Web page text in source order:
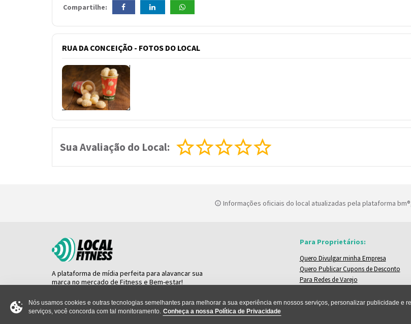
Compartilhe:
RUA DA CONCEIÇÃO - FOTOS DO LOCAL
Sua Avaliação do Local:
Informações oficiais do local atualizadas pela plataforma
A plataforma de mídia perfeita para alavancar sua
marca no mercado de Fitness e Bem-estar!
Para Proprietários:
Quero Divulgar minha Empresa
Quero Publicar Cupons de Desconto
Para Redes de Varejo
Copyright LocalFitness © 2026. All Rights Reserved.
Nós usamos cookies e outras tecnologias semelhantes para melhorar a sua experiência em nossos serviços, personalizar publicidade e
serviços, você concorda com tal monitoramento. Conheça a nossa Política de Privacidade